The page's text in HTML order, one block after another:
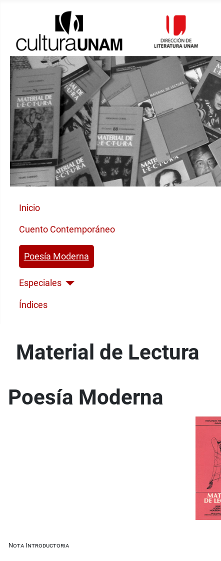
Inicio
Cuento Contemporáneo
Poesía Moderna
Especiales
Índices
Material de Lectura
Poesía Moderna
Nota Introductoria